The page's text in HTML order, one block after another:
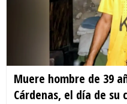
Muere hombre de 39
Cárdenas, el día de su